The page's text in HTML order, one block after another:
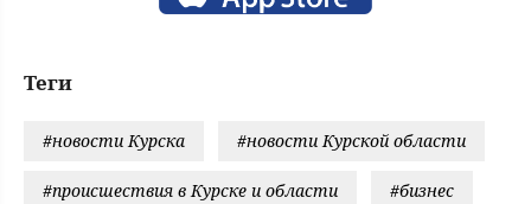
Теги
#новости Курска #новости Курской области
#происшествия в Курске и области #бизнес